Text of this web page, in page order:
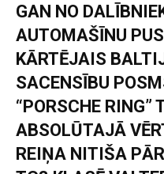
GAN NO
AUTOMAŠĪNU
KĀRTĒJAIS
SACENSĪBU
“PORSCHE RING”
ABSOLŪTAJĀ
REIŅA NITIŠA